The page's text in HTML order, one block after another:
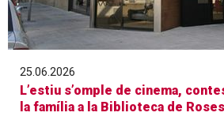
25.06.2026
L’estiu s’omple de cinema,
la família a la Biblioteca de Roses